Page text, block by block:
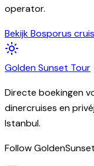
operator.
Bekijk Bosporus
GoldenSunset Tour
Directe boekingen
dinercruises en
Istanbul.
Follow